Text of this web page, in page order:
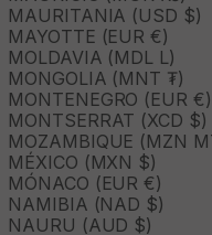
MAURITANIA (USD $)
MAYOTTE (EUR €)
MOLDAVIA (MDL L)
MONGOLIA (MNT ₮)
MONTENEGRO (EUR €)
MONTSERRAT (XCD $)
MOZAMBIQUE (MZN
MÉXICO (MXN $)
MÓNACO (EUR €)
NAMIBIA (NAD $)
NAURU (AUD $)